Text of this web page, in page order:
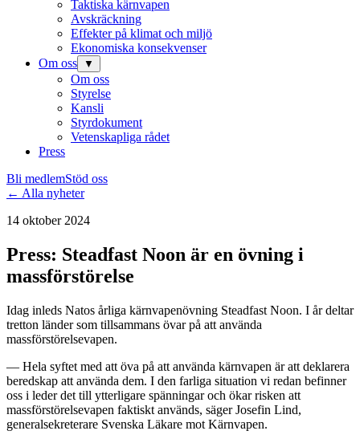
Taktiska kärnvapen
Avskräckning
Effekter på klimat och miljö
Ekonomiska konsekvenser
Om oss
▼
Om oss
Styrelse
Kansli
Styrdokument
Vetenskapliga rådet
Press
Bli medlemStöd oss
← Alla nyheter
14 oktober 2024
Press: Steadfast Noon är en övning i
massförstörelse
Idag inleds Natos årliga kärnvapenövning Steadfast Noon. I år deltar
tretton länder som tillsammans övar på att använda
massförstörelsevapen.
— Hela syftet med att öva på att använda kärnvapen är att deklarera
beredskap att använda dem. I den farliga situation vi redan befinner
oss i leder det till ytterligare spänningar och ökar risken att
massförstörelsevapen faktiskt används, säger Josefin Lind,
generalsekreterare Svenska Läkare mot Kärnvapen.